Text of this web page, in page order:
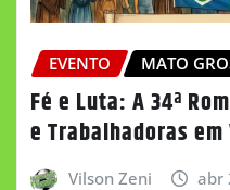
EVENTO MATO
Fé e Luta: A 34ª
e Trabalhadoras em
Vilson Zeni abr